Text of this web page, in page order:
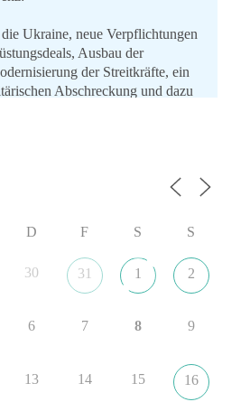
Ukraine, neue Verpflichtungen
Ausbau der
der Streitkräfte, ein
Abschreckung und dazu
der mehr nach Rüstungsdeal als
wird niemals Sicherheit schaffen,
D F S S
30 31 1 2
6 7 8 9
13 14 15 16